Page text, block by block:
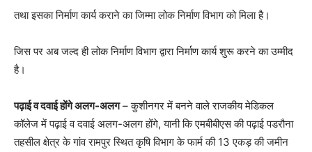
तथा इसका निर्माण कार्य कराने का जिम्मा लोक निर्माण विभाग को मिला है।
जिस पर अब जल्द ही लोक निर्माण विभाग द्वारा निर्माण कार्य शुरू करने का उम्मीद
है।
पढ़ाई व दवाई होंगे अलग-अलग– कुशीनगर में बनने वाले राजकीय मेडिकल
कॉलेज में पढ़ाई व दवाई अलग-अलग होंगे, यानी कि एमबीबीएस की पढ़ाई पडरौना
तहसील क्षेत्र के गांव रामपुर स्थित कृषि विभाग के फार्म की 13 एकड़ की जमीन